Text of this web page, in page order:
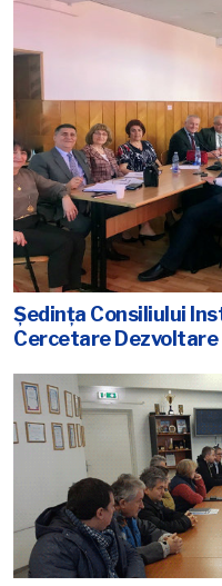
Ședința Consiliului
Cercetare Dezvoltare